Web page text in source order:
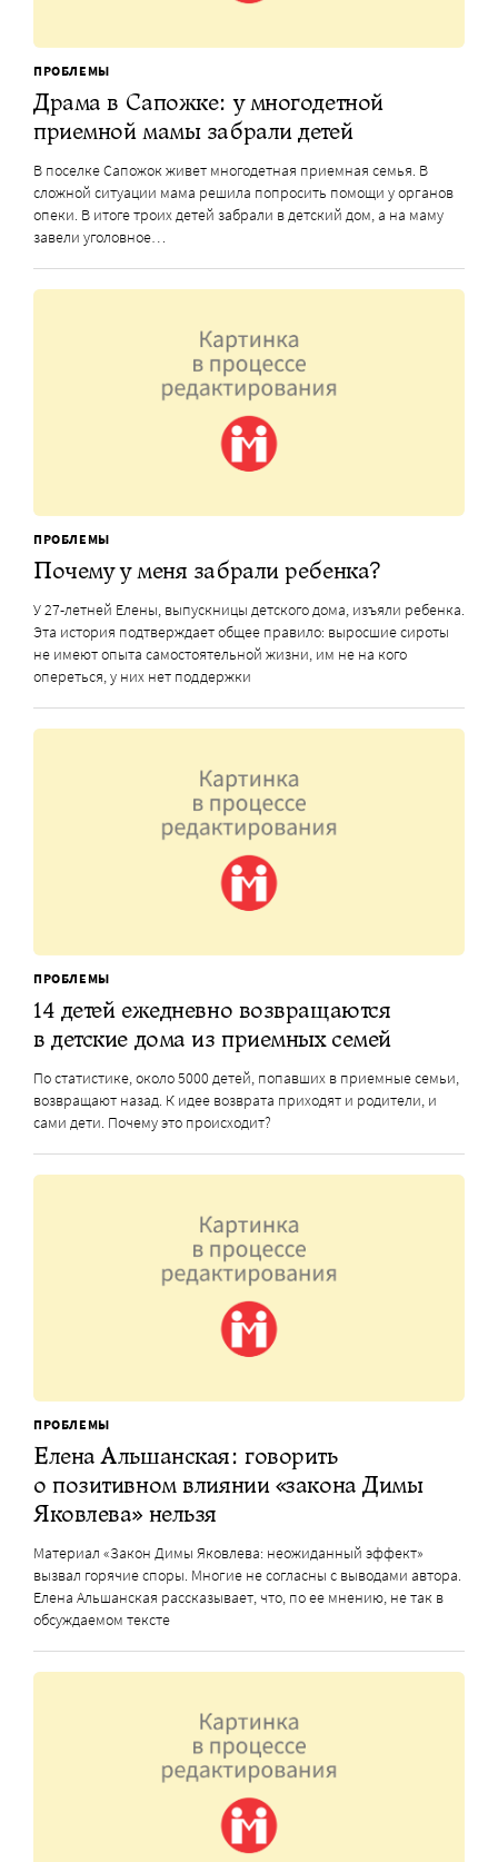
ПРОБЛЕМЫ
Драма в Сапожке: у многодетной
приемной мамы забрали детей
В поселке Сапожок живет многодетная приемная семья. В
сложной ситуации мама решила попросить помощи у органов
опеки. В итоге троих детей забрали в детский дом, а на маму
завели уголовное…
ПРОБЛЕМЫ
Почему у меня забрали ребенка?
У 27-летней Елены, выпускницы детского дома, изъяли ребенка.
Эта история подтверждает общее правило: выросшие сироты
не имеют опыта самостоятельной жизни, им не на кого
опереться, у них нет поддержки
ПРОБЛЕМЫ
14 детей ежедневно возвращаются
в детские дома из приемных семей
По статистике, около 5000 детей, попавших в приемные семьи,
возвращают назад. К идее возврата приходят и родители, и
сами дети. Почему это происходит?
ПРОБЛЕМЫ
Елена Альшанская: говорить
о позитивном влиянии «закона Димы
Яковлева» нельзя
Материал «Закон Димы Яковлева: неожиданный эффект»
вызвал горячие споры. Многие не согласны с выводами автора.
Елена Альшанская рассказывает, что, по ее мнению, не так в
обсуждаемом тексте